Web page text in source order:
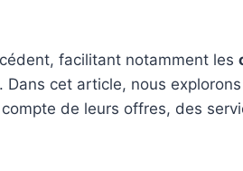
facilitant notamment les
. Dans cet article, nous
de leurs offres, des